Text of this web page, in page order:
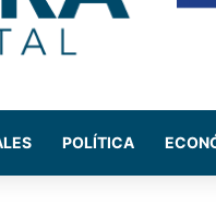
POLÍTICA